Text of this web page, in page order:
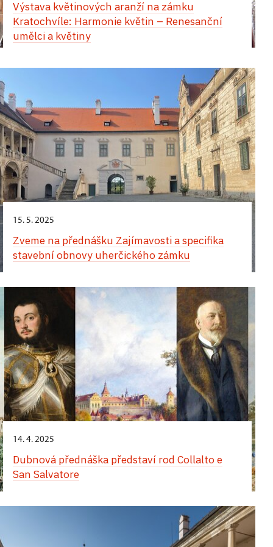
apartmánu v západním křídle zámku
Jedinečný zážitek vás čeká během Hradozámecké
hudby, tance a chutí! Přes den vás uchvátí
vystoupení tanečnic a tanečníků v nádherných
dobových kostýmech. Na arkádovém nádvoří si
můžete vychutnat autentickou italskou pizzu,
osvěžující zmrzlinu a lahodné míchané nápoje.
Večerní atmosféra vás přenese do jiné epochy.
Zámecké komnaty ozáří jemné světlo svíček
a Banketní sál ožije tóny historické hudby. Projděte
se slavnostně vyzdobenými interiéry, nechte se
unést květinovou vůní a jedinečným kouzlem
tohoto místa. Nezapomenutelný večer završí
velkolepá světelná show.
24. srpna,zámek Opočno
italskou a neapolskou malbu
Výstava květinových aranží na zámku
Kratochvíle: Harmonie květin – Renesanční
umělci a květiny
15. 5. 2025
Zveme na přednášku Zajímavosti a specifika
stavební obnovy uherčického zámku
14. 4. 2025
Dubnová přednáška představí rod Collalto e
San Salvatore